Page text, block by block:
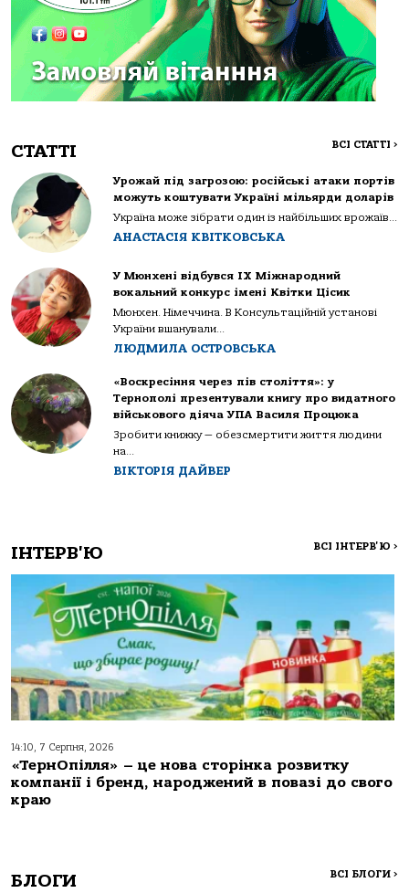
СТАТТІ ВСІ СТАТТІ >
Урожай під загрозою: російські атаки портів
можуть коштувати Україні мільярди доларів
Україна може зібрати один із найбільших врожаїв...
АНАСТАСІЯ КВІТКОВСЬКА
У Мюнхені відбувся IX Міжнародний
вокальний конкурс імені Квітки Цісик
Мюнхен. Німеччина. В Консультаційній установі
України вшанували...
ЛЮДМИЛА ОСТРОВСЬКА
«Воскресіння через пів століття»: у
Тернополі презентували книгу про видатного
військового діяча УПА Василя Процюка
Зробити книжку — обезсмертити життя людини
на...
ВІКТОРІЯ ДАЙВЕР
ІНТЕРВ'Ю ВСІ ІНТЕРВ'Ю >
14:10, 7 Серпня, 2026
«ТернОпілля» – це нова сторінка розвитку
компанії і бренд, народжений в повазі до свого
краю
БЛОГИ ВСІ БЛОГИ >